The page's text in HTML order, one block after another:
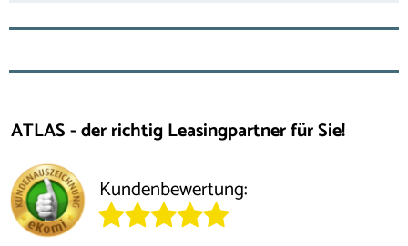
ATLAS - der richtig Leasingpartner für Sie!
Kundenbewertung: